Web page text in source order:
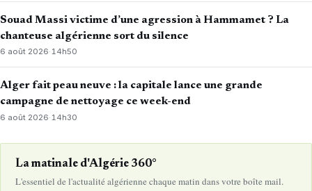
Souad Massi victime d’une agression à Hammamet ? La
chanteuse algérienne sort du silence
6 août 2026·14h50
Alger fait peau neuve : la capitale lance une grande
campagne de nettoyage ce week-end
6 août 2026· 14h30
La matinale d'Algérie 360°
L'essentiel de l'actualité algérienne chaque matin dans votre boîte mail.